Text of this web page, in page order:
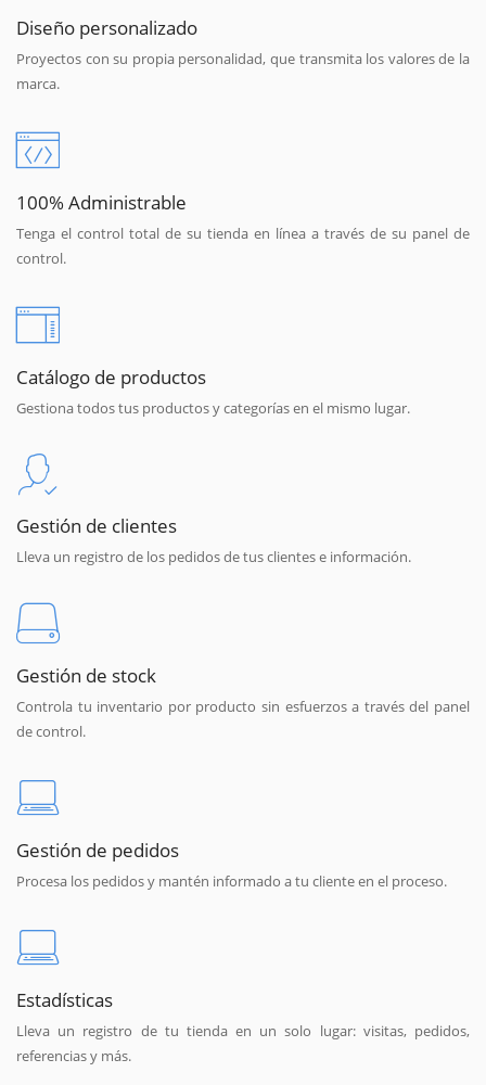
Diseño personalizado
Proyectos con su propia personalidad, que transmita los valores de la
marca.
100% Administrable
Tenga el control total de su tienda en línea a través de su panel de
control.
Catálogo de productos
Gestiona todos tus productos y categorías en el mismo lugar.
Gestión de clientes
Lleva un registro de los pedidos de tus clientes e información.
Gestión de stock
Controla tu inventario por producto sin esfuerzos a través del panel
de control.
Gestión de pedidos
Procesa los pedidos y mantén informado a tu cliente en el proceso.
Estadísticas
Lleva un registro de tu tienda en un solo lugar: visitas, pedidos,
referencias y más.